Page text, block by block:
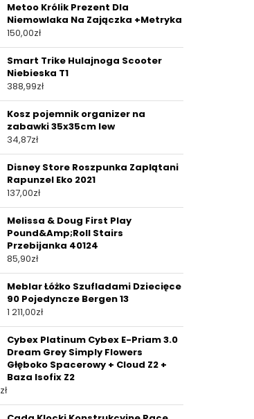
Metoo Królik Prezent Dla
Niemowlaka Na Zajączka +Metryka
150,00zł
Smart Trike Hulajnoga Scooter
Niebieska T1
388,99zł
Kosz pojemnik organizer na
zabawki 35x35cm lew
34,87zł
Disney Store Roszpunka Zaplątani
Rapunzel Eko 2021
137,00zł
Melissa & Doug First Play
Pound&Amp;Roll Stairs
Przebijanka 40124
85,90zł
Meblar Łóżko Szufladami Dziecięce
90 Pojedyncze Bergen 13
1 211,00zł
Cybex Platinum Cybex E-Priam 3.0
Dream Grey Simply Flowers
Głęboko Spacerowy + Cloud Z2 +
Baza Isofix Z2
zł